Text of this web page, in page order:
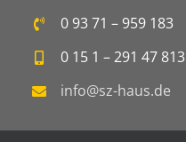
0 93 71 – 959 183
0 15 1 – 291 47 813
info@sz-haus.de